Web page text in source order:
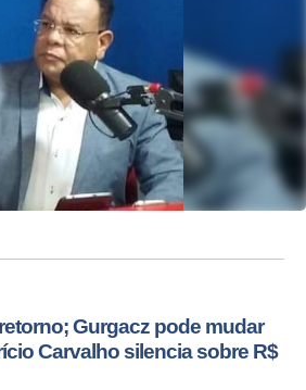
Gurgacz pode mudar
Carvalho silencia sobre R$